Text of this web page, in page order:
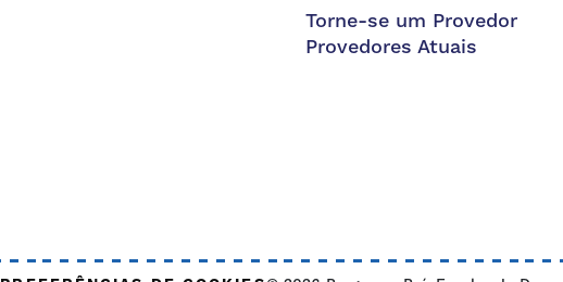
Torne-se um Provedor
Provedores Atuais